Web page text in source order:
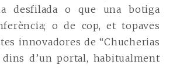
desfilada o que una botiga
o de cop, et topaves
innovadores de “Chucherias
dins d’un portal, habitualment